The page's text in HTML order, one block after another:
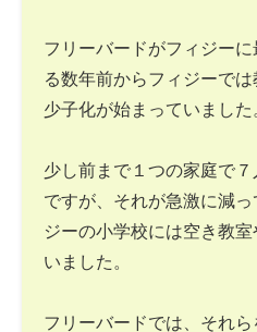
フリーバードがフィジー
る数年前からフィジーで
少子化が始まっていました
少し前まで１つの家庭で
ですが、それが急激に減
ジーの小学校には空き教
いました。
フリーバードでは、それ